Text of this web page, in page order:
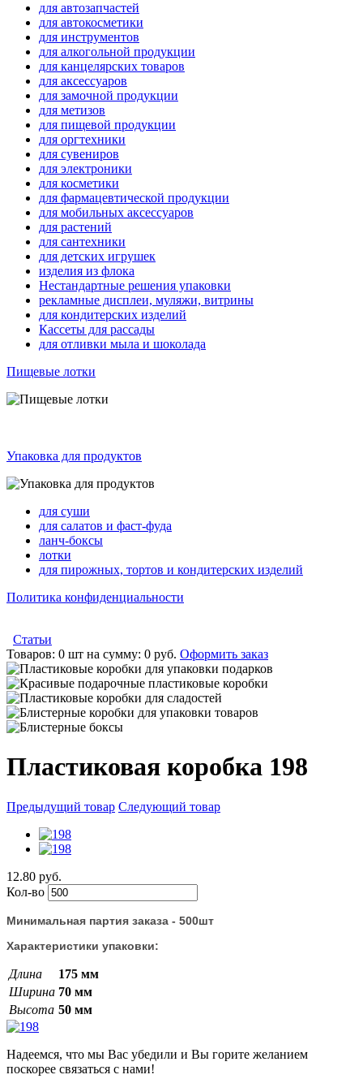
для автозапчастей
для автокосметики
для инструментов
для алкогольной продукции
для канцелярских товаров
для аксессуаров
для замочной продукции
для метизов
для пищевой продукции
для оргтехники
для сувениров
для электроники
для косметики
для фармацевтической продукции
для мобильных аксессуаров
для растений
для сантехники
для детских игрушек
изделия из флока
Нестандартные решения упаковки
рекламные дисплеи, муляжи, витрины
для кондитерских изделий
Кассеты для рассады
для отливки мыла и шоколада
Пищевые лотки
Упаковка для продуктов
для суши
для салатов и фаст-фуда
ланч-боксы
лотки
для пирожных, тортов и кондитерских изделий
Политика конфиденциальности
Статьи
Товаров: 0 шт на сумму: 0 руб. Оформить заказ
Пластиковая коробка 198
Предыдущий товар Следующий товар
12.80 руб.
Кол-во
Минимальная партия заказа - 500шт
Характеристики упаковки:
Длина
175 мм
Ширина 70 мм
Высота 50 мм
Надеемся, что мы Вас убедили и Вы горите желанием
поскорее связаться с нами!